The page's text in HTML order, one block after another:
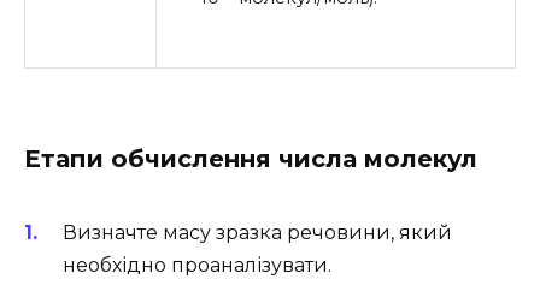
Етапи обчислення числа молекул
Визначте масу зразка речовини, який
необхідно проаналізувати.